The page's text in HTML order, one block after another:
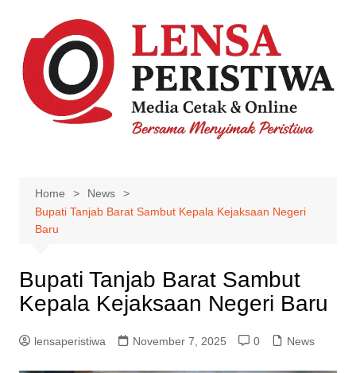
content
Home
News
Bupati Tanjab Barat Sambut Kepala Kejaksaan Negeri
Baru
Bupati Tanjab Barat Sambut
Kepala Kejaksaan Negeri Baru
lensaperistiwa November 7, 2025 0 News